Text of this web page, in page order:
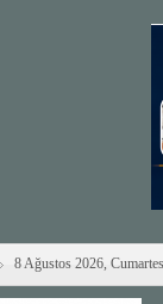
8 Ağustos 2026,